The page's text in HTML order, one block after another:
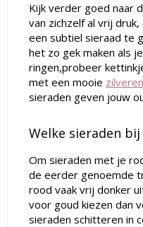
Kijk verder goed naar
van zichzelf al vrij
een subtiel sieraad te
het zo gek maken als
ringen,probeer
met een mooie
sieraden geven jouw
Welke sieraden
Om sieraden met je
de eerder genoemde
rood vaak vrij donker
voor goud kiezen dan
sieraden schitteren in